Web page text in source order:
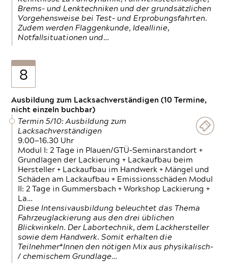
Brems- und Lenktechniken und der grundsätzlichen
Vorgehensweise bei Test- und Erprobungsfahrten.
Zudem werden Flaggenkunde, Ideallinie,
Notfallsituationen und…
8
Ausbildung zum Lacksachverständigen (10 Termine,
nicht einzeln buchbar)
Termin 5/10: Ausbildung zum
Lacksachverständigen
9.00—16.30 Uhr
Modul I: 2 Tage in Plauen/GTÜ-Seminarstandort +
Grundlagen der Lackierung + Lackaufbau beim
Hersteller + Lackaufbau im Handwerk + Mängel und
Schäden am Lackaufbau + Emissionsschäden Modul
II: 2 Tage in Gummersbach + Workshop Lackierung +
La…
Diese Intensivausbildung beleuchtet das Thema
Fahrzeuglackierung aus den drei üblichen
Blickwinkeln. Der Labortechnik, dem Lackhersteller
sowie dem Handwerk. Somit erhalten die
Teilnehmer*Innen den nötigen Mix aus physikalisch-
/ chemischem Grundlage…